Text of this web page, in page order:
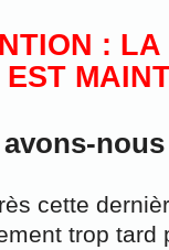
de couleur
15 cm;
jusqu’à 6
:
EST
cette
trop tard